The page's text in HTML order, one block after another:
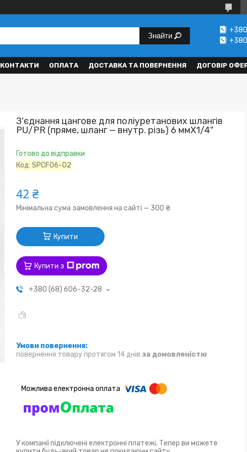
Знайти
КОНТАКТИ ОПЛАТА ДОСТАВКА ТА ПОВЕРНЕННЯ ДОГОВІР
З'єднання цангове для поліуретанових шлангів
PU/PR (пряме, шланг — внутр. різь) 6 ммX1/4"
Готово до відправки
Код:SPCF06-02
42 ₴
Мінімальна сума замовлення на сайті — 300 ₴
Купити
Купити з
+380 (68) 606-32-28
повернення товару протягом 14 днів за домовленістю
У компанії підключені електронні платежі. Тепер ви можете